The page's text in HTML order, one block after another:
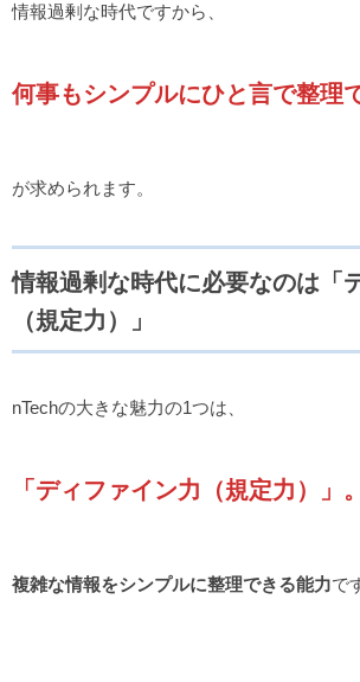
情報過剰な時代ですから、
何事もシンプルにひと言で整理
が求められます。
情報過剰な時代に必要なのは「
（規定力）」
nTechの大きな魅力の1つは、
「ディファイン力（規定力）」。
複雑な情報をシンプルに整理できる能力で